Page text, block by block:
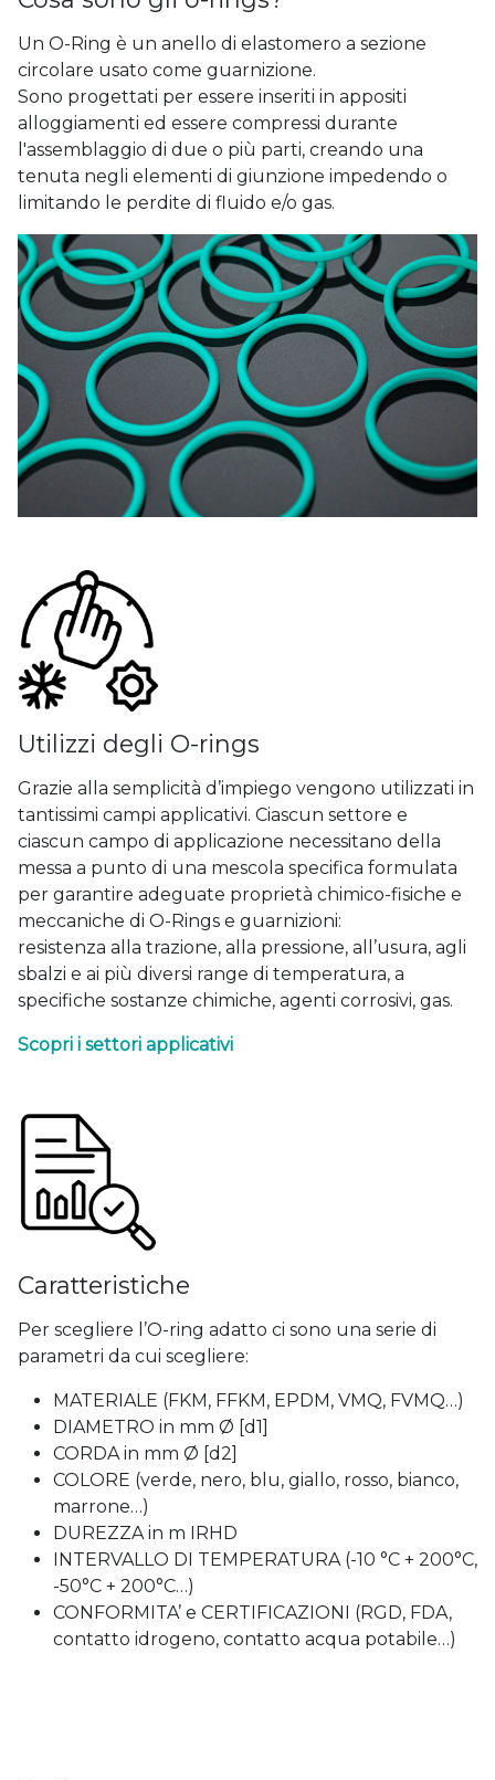
Un O-Ring è un anello di elastomero a sezione
circolare usato come guarnizione.
Sono progettati per essere inseriti in appositi
alloggiamenti ed essere compressi durante
l'assemblaggio di due o più parti, creando una
tenuta negli elementi di giunzione impedendo o
limitando le perdite di fluido e/o gas.
Utilizzi degli O-rings
Grazie alla semplicità d’impiego vengono utilizzati in
tantissimi campi applicativi. Ciascun settore e
ciascun campo di applicazione necessitano della
messa a punto di una mescola specifica formulata
per garantire adeguate proprietà chimico-fisiche e
meccaniche di O-Rings e guarnizioni:
resistenza alla trazione, alla pressione, all’usura, agli
sbalzi e ai più diversi range di temperatura, a
specifiche sostanze chimiche, agenti corrosivi, gas.
Scopri i settori applicativi
Caratteristiche
Per scegliere l’O-ring adatto ci sono una serie di
parametri da cui scegliere:
MATERIALE (FKM, FFKM, EPDM, VMQ, FVMQ…)
DIAMETRO in mm Ø [d1]
CORDA in mm Ø [d2]
COLORE (verde, nero, blu, giallo, rosso, bianco,
marrone…)
DUREZZA in m IRHD
INTERVALLO DI TEMPERATURA (-10 °C + 200°C,
-50°C + 200°C…)
CONFORMITA’ e CERTIFICAZIONI (RGD, FDA,
contatto idrogeno, contatto acqua potabile…)